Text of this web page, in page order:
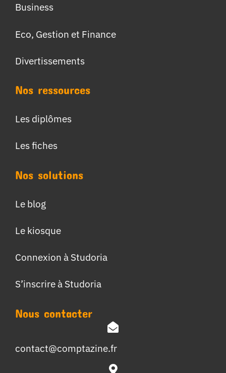
Business
Eco, Gestion et Finance
Divertissements
Nos ressources
Les diplômes
Les fiches
Nos solutions
Le blog
Le kiosque
Connexion à Studoria
S’inscrire à Studoria
Nous contacter
contact@comptazine.fr